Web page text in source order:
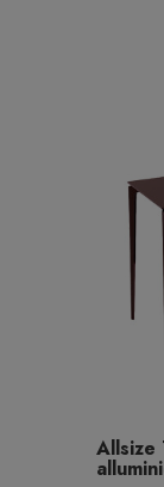
Allsize